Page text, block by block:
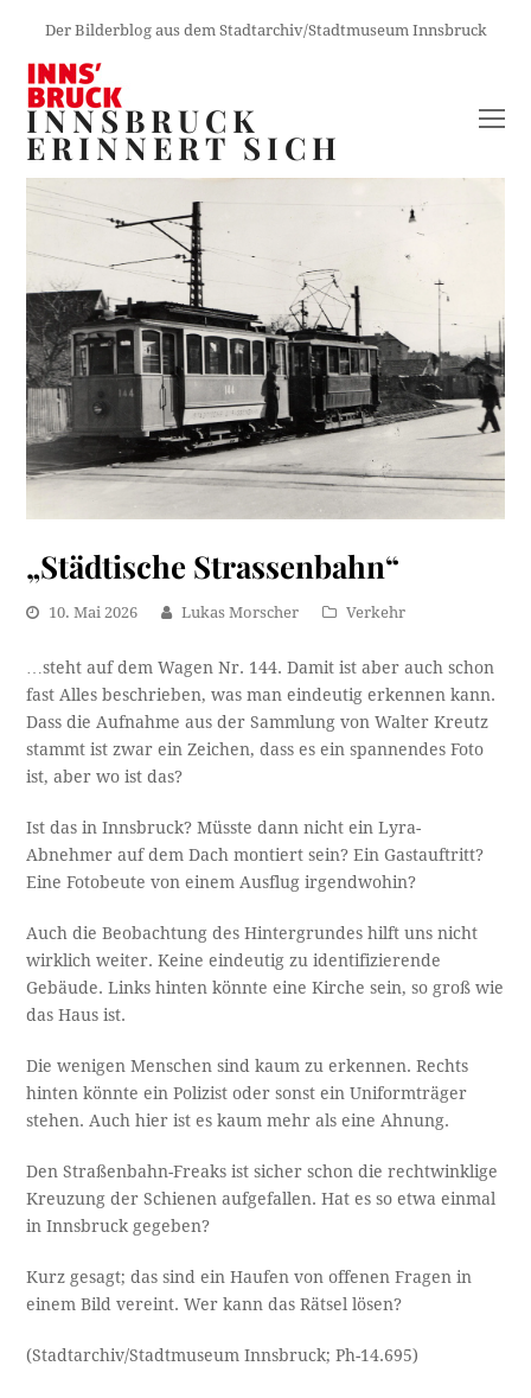
Der Bilderblog aus dem Stadtarchiv/Stadtmuseum Innsbruck
INNSBRUCK
ERINNERT SICH
„Städtische Strassenbahn“
10. Mai 2026 Lukas Morscher Verkehr
…steht auf dem Wagen Nr. 144. Damit ist aber auch schon
fast Alles beschrieben, was man eindeutig erkennen kann.
Dass die Aufnahme aus der Sammlung von Walter Kreutz
stammt ist zwar ein Zeichen, dass es ein spannendes Foto
ist, aber wo ist das?
Ist das in Innsbruck? Müsste dann nicht ein Lyra-
Abnehmer auf dem Dach montiert sein? Ein Gastauftritt?
Eine Fotobeute von einem Ausflug irgendwohin?
Auch die Beobachtung des Hintergrundes hilft uns nicht
wirklich weiter. Keine eindeutig zu identifizierende
Gebäude. Links hinten könnte eine Kirche sein, so groß wie
das Haus ist.
Die wenigen Menschen sind kaum zu erkennen. Rechts
hinten könnte ein Polizist oder sonst ein Uniformträger
stehen. Auch hier ist es kaum mehr als eine Ahnung.
Den Straßenbahn-Freaks ist sicher schon die rechtwinklige
Kreuzung der Schienen aufgefallen. Hat es so etwa einmal
in Innsbruck gegeben?
Kurz gesagt; das sind ein Haufen von offenen Fragen in
einem Bild vereint. Wer kann das Rätsel lösen?
(Stadtarchiv/Stadtmuseum Innsbruck; Ph-14.695)